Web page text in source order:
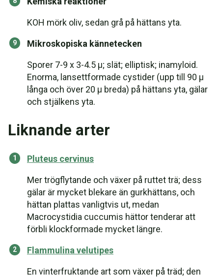
KOH mörk oliv, sedan grå på hättans yta.
Mikroskopiska kännetecken
Sporer 7-9 x 3-4.5 µ; slät; elliptisk; inamyloid.
Enorma, lansettformade cystider (upp till 90 µ
långa och över 20 µ breda) på hättans yta, gälar
och stjälkens yta.
Liknande arter
Pluteus cervinus
Mer trögflytande och växer på ruttet trä; dess
gälar är mycket blekare än gurkhättans, och
hättan plattas vanligtvis ut, medan
Macrocystidia cuccumis hättor tenderar att
förbli klockformade mycket längre.
Flammulina velutipes
En vinterfruktande art som växer på träd; den